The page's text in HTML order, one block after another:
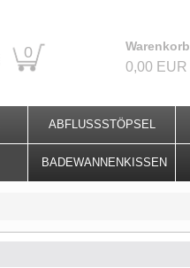
0 Warenkorb
0,00 EUR
ABFLUSSSTÖPSEL
BADEWANNENKISSEN